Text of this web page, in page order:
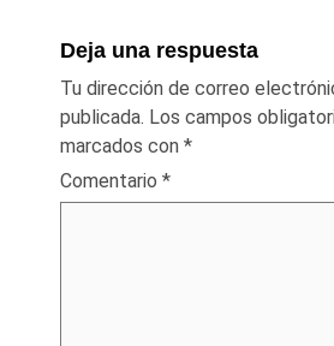
Deja una respuesta
Tu dirección de correo
publicada. Los campos
marcados con *
Comentario *